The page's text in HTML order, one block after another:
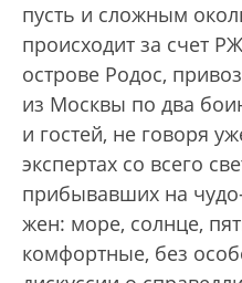
пусть и сложным
происходит за счет
острове Родос,
из Москвы по два
и гостей, не говоря
экспертах со всего
прибывавших на
жен: море, солнце,
комфортные, без